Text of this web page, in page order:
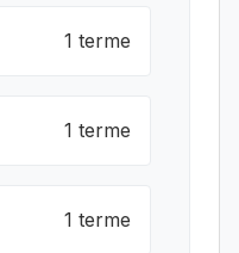
1 terme
1 terme
1 terme